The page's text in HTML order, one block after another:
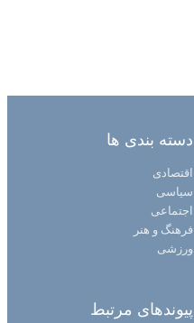
دسته بندی ها
اقتصادی
سیاسی
اجتماعی
فرهنگ و هنر
ورزشی
پیوندهای مرتبط